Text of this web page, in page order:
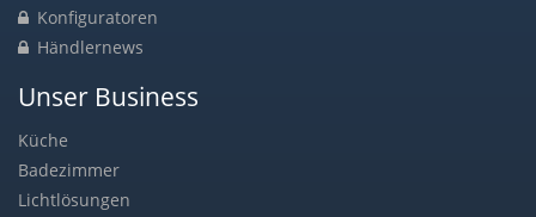
Konfiguratoren
Händlernews
Unser Business
Küche
Badezimmer
Lichtlösungen